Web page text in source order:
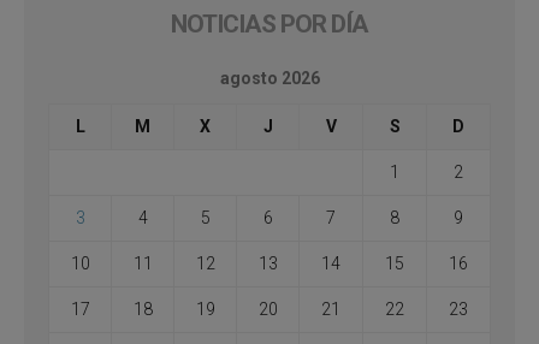
NOTICIAS POR DÍA
agosto 2026
L M X J V S D
1 2
3 4 5 6 7 8 9
10 11 12 13 14 15 16
17 18 19 20 21 22 23